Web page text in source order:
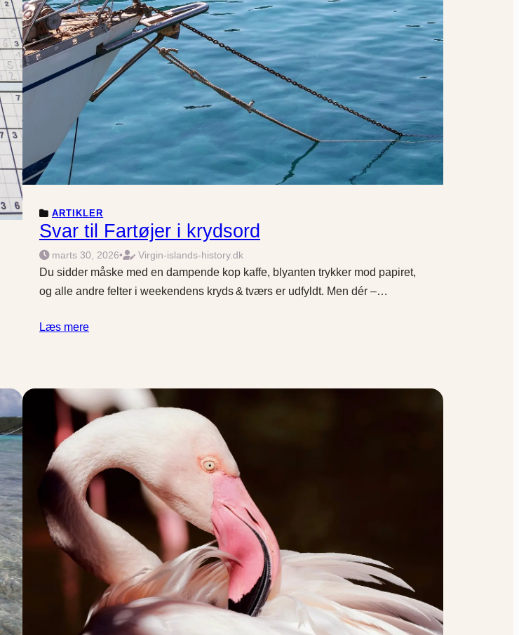
ARTIKLER
Svar til Fartøjer i krydsord
marts 30, 2026• Virgin-islands-history.dk
Du sidder måske med en dampende kop kaffe, blyanten trykker mod papiret,
og alle andre felter i weekendens kryds & tværs er udfyldt. Men dér –…
Læs mere